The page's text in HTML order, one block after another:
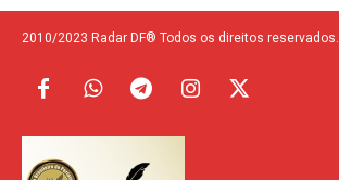
2010/2023 Radar DF® Todos os direitos reservados.